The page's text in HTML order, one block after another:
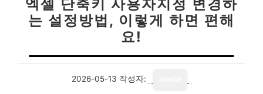
엑셀 단축키 사용자지정 변경하
는 설정방법, 이렇게 하면 편해
요!
2026-05-13 작성자: